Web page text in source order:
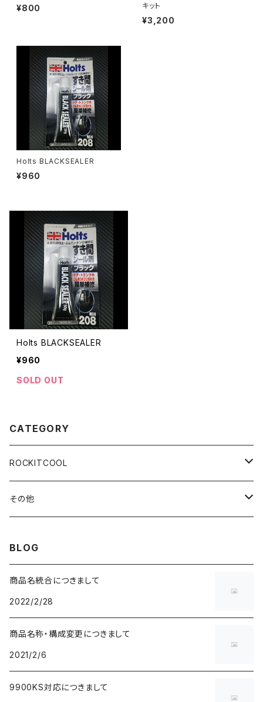
¥800
キット
¥3,200
Holts BLACKSEALER
¥960
Holts BLACKSEALER
¥960
SOLD OUT
CATEGORY
ROCKITCOOL
Delid＆Relid
Remove&clean
その他
thermalgrizzly
BLOG
商品名統合につきまして
2022/2/28
商品名称・構成変更につきまして
2021/2/6
9900KS対応につきまして